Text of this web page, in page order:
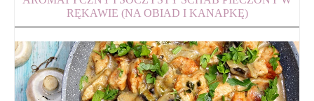
RĘKAWIE (NA OBIAD I KANAPKĘ)